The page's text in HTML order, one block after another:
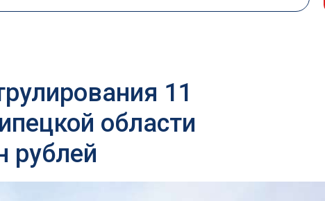
11
области
рублей